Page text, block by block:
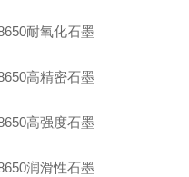
耐氧化石墨
高精密石墨
高强度石墨
润滑性石墨